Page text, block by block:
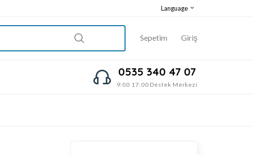
Language
Sepetim Giriş
0535 340 47 07
9:00 17:00 Destek Merkezi